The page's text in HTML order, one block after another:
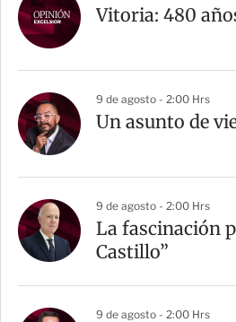
Vitoria: 480
9 de agosto - 2:00 Hrs
Un asunto de
9 de agosto - 2:00 Hrs
La fascinación
Castillo”
9 de agosto - 2:00 Hrs